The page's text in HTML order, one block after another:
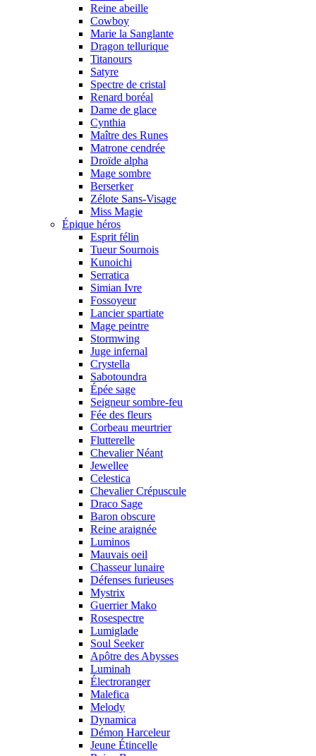
Reine abeille
Cowboy
Marie la Sanglante
Dragon tellurique
Titanours
Satyre
Spectre de cristal
Renard boréal
Dame de glace
Cynthia
Maître des Runes
Matrone cendrée
Droïde alpha
Mage sombre
Berserker
Zélote Sans-Visage
Miss Magie
Épique héros
Esprit félin
Tueur Sournois
Kunoichi
Serratica
Simian Ivre
Fossoyeur
Lancier spartiate
Mage peintre
Stormwing
Juge infernal
Crystella
Sabotoundra
Épée sage
Seigneur sombre-feu
Fée des fleurs
Corbeau meurtrier
Flutterelle
Chevalier Néant
Jewellee
Celestica
Chevalier Crépuscule
Draco Sage
Baron obscure
Reine araignée
Luminos
Mauvais oeil
Chasseur lunaire
Défenses furieuses
Mystrix
Guerrier Mako
Rosespectre
Lumiglade
Soul Seeker
Apôtre des Abysses
Luminah
Électroranger
Malefica
Melody
Dynamica
Démon Harceleur
Jeune Étincelle